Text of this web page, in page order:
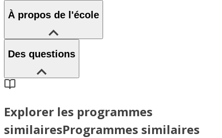
À propos de l'école
Des questions
Explorer les programmes
similairesProgrammes similaires